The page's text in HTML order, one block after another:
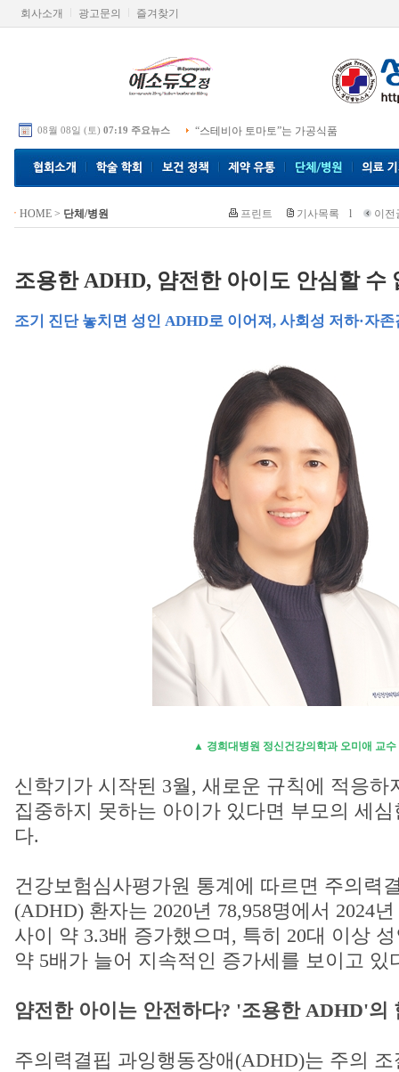
회사소개 광고문의 즐겨찾기
08월 08일 (토) 07:19 주요뉴스 “스테비아 토마토”는 가공식품
HOME> 단체/병원 프린트 기사목록 l 이전
조용한 ADHD, 얌전한 아이도 안심할 수
조기 진단 놓치면 성인 ADHD로 이어져, 사회성 저하·자존
▲ 경희대병원 정신건강의학과 오미애 교수
신학기가 시작된 3월, 새로운 규칙에 적응하
집중하지 못하는 아이가 있다면 부모의 세
다.
건강보험심사평가원 통계에 따르면 주의력
(ADHD) 환자는 2020년 78,958명에서 2024
사이 약 3.3배 증가했으며, 특히 20대 이상
약 5배가 늘어 지속적인 증가세를 보이고 있
얌전한 아이는 안전하다? '조용한 ADHD'의
주의력결핍 과잉행동장애(ADHD)는 주의 조